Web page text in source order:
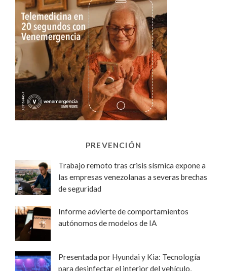
PREVENCIÓN
Trabajo remoto tras crisis sísmica expone a
las empresas venezolanas a severas brechas
de seguridad
Informe advierte de comportamientos
autónomos de modelos de IA
Presentada por Hyundai y Kia: Tecnología
para desinfectar el interior del vehículo,